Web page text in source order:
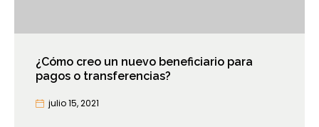
¿Cómo creo un nuevo beneficiario para
pagos o transferencias?
julio 15, 2021